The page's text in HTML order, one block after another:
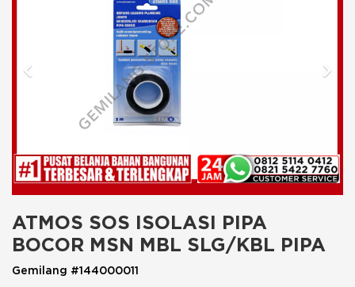
ATMOS SOS ISOLASI PIPA
BOCOR MSN MBL SLG/KBL PIPA
Gemilang #144000011